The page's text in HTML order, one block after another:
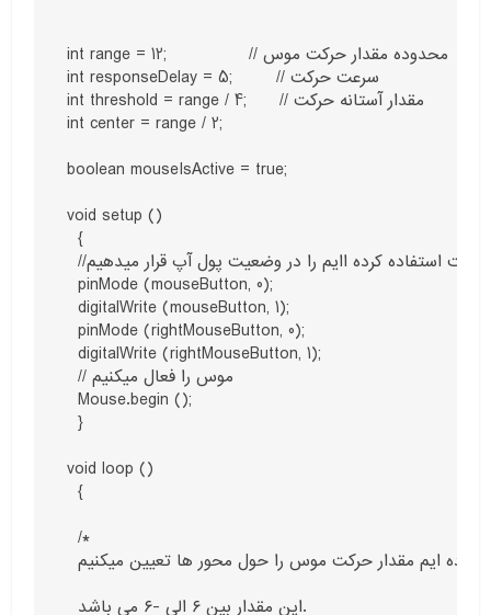
int range = 12;               // محدوده مقدار حرکت موس
int responseDelay = 5;        // سرعت حرکت
int threshold = range / 4;      // مقدار آستانه حرکت
int center = range / 2;
boolean mouseIsActive = true;
void setup ()
  {
  //سوئیچ متصل به جوی استیک (کلیک چب) و همچنین سوئیچی که به منظور کلیک راست استفاده کرده اایم را در وضعیت پول آپ قرار میدهیم
  pinMode (mouseButton, 0);
  digitalWrite (mouseButton, 1);
  pinMode (rightMouseButton, 0);
  digitalWrite (rightMouseButton, 1);
  // موس را فعال میکنیم
  Mouse.begin ();
  }
void loop ()
  {
  /*
  که در قسمت پایین برنامه تعریف کرده ایم مقدار حرکت موس را حول محور ها تعیین میکنیم readAxis با استفاده از تابع